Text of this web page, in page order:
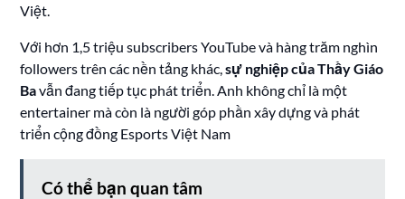
Việt.
Với hơn 1,5 triệu subscribers YouTube và hàng trăm nghìn
followers trên các nền tảng khác,sự nghiệp của Thầy Giáo
Bavẫn đang tiếp tục phát triển. Anh không chỉ là một
entertainer mà còn là người góp phần xây dựng và phát
triển cộng đồng Esports Việt Nam
Có thể bạn quan tâm